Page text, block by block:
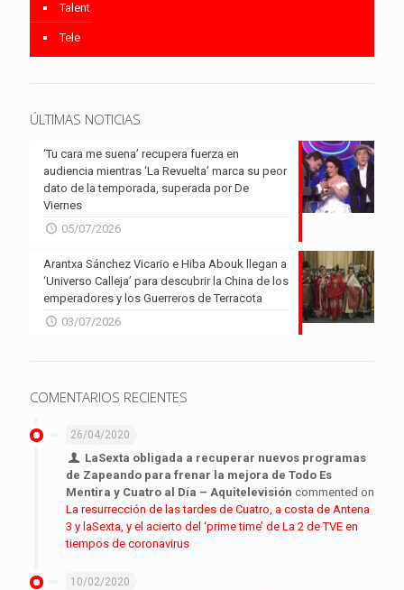
Talent
Tele
ÚLTIMAS NOTICIAS
‘Tu cara me suena’ recupera fuerza en
audiencia mientras ‘La Revuelta’ marca su peor
dato de la temporada, superada por De
Viernes
05/07/2026
Arantxa Sánchez Vicario e Hiba Abouk llegan a
‘Universo Calleja’ para descubrir la China de los
emperadores y los Guerreros de Terracota
03/07/2026
COMENTARIOS RECIENTES
26/04/2020
LaSexta obligada a recuperar nuevos programas
de Zapeando para frenar la mejora de Todo Es
Mentira y Cuatro al Día – Aquitelevisión commented on
La resurrección de las tardes de Cuatro, a costa de Antena
3 y laSexta, y el acierto del ‘prime time’ de La 2 de TVE en
tiempos de coronavirus
10/02/2020